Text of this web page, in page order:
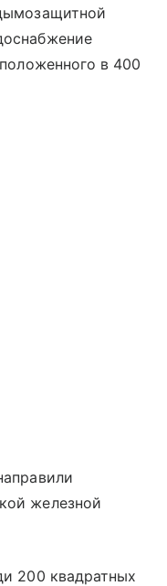
в 400
железной
200 квадратных